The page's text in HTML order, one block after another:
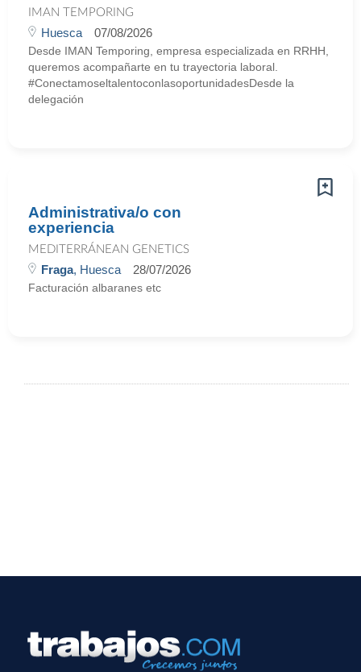
IMAN TEMPORING
Huesca 07/08/2026
Desde IMAN Temporing, empresa especializada en RRHH,
queremos acompañarte en tu trayectoria laboral.
#ConectamoseltalentoconlasoportunidadesDesde la
delegación
Administrativa/o con
experiencia
MEDITERRÁNEAN GENETICS
Fraga, Huesca 28/07/2026
Facturación albaranes etc